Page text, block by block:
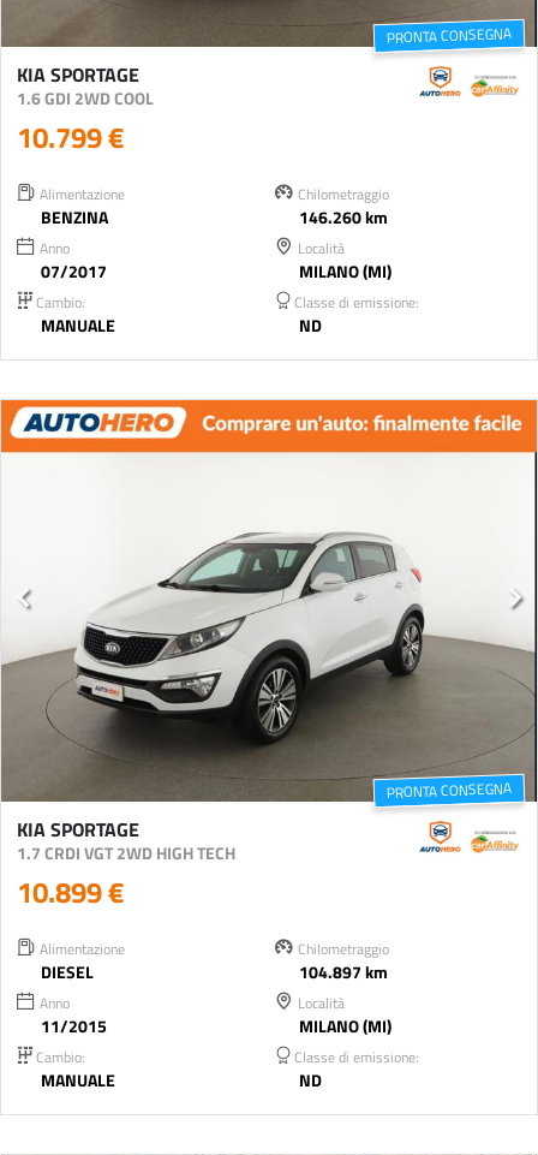
PRONTA CONSEGNA
KIA SPORTAGE
1.6 GDI 2WD COOL
10.799 €
Alimentazione
BENZINA
Chilometraggio
146.260 km
Anno
07/2017
Località
MILANO (MI)
Cambio:
MANUALE
Classe di emissione:
ND
PRONTA CONSEGNA
KIA SPORTAGE
1.7 CRDI VGT 2WD HIGH TECH
10.899 €
Alimentazione
DIESEL
Chilometraggio
104.897 km
Anno
11/2015
Località
MILANO (MI)
Cambio:
MANUALE
Classe di emissione:
ND